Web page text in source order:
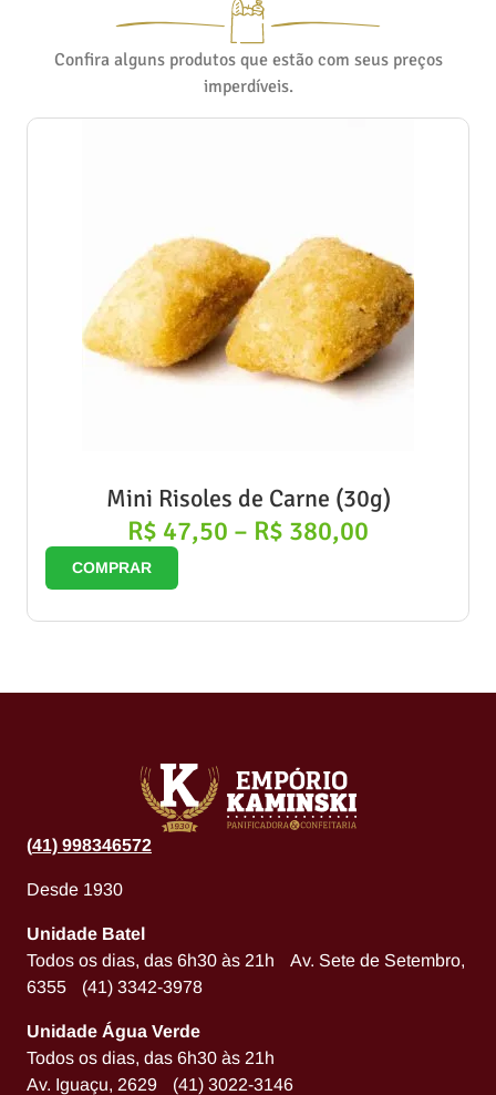
Confira alguns produtos que estão com seus preços
imperdíveis.
Mini Risoles de Carne (30g)
R$ 47,50 – R$ 380,00
COMPRAR
(41) 998346572
Desde 1930
Unidade Batel
Todos os dias, das 6h30 às 21h Av. Sete de Setembro,
6355 (41) 3342-3978
Unidade Água Verde
Todos os dias, das 6h30 às 21h
Av. Iguaçu, 2629 (41) 3022-3146